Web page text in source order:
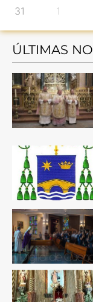
31 1
ÚLTIMAS